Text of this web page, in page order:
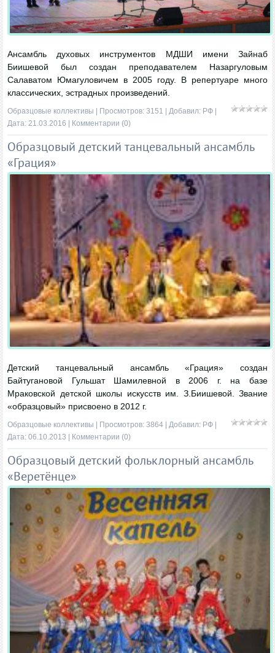
Ансамбль духовых инструментов МДШИ имени Зайнаб
Биишевой был создан преподавателем Назаргуловым
Салаватом Юмагуловичем в 2005 году. В репертуаре много
классических, эстрадных произведений.
Образцовые коллективы | Просмотров: 3151 | Добавил: РФ
Дата: 21.03.2016 Комментарии (0)
Образцовый детский танцевальный ансамбль
«Грация»
Детский танцевальный ансамбль «Грация» создан
Байтугановой Гульшат Шамилевной в 2006 г. на базе
Мраковской детской школы искусств им. З.Биишевой. Звание
«образцовый» присвоено в 2012 г.
Образцовые коллективы | Просмотров: 3864 | Добавил: РФ
Дата: 06.10.2013 Комментарии (0)
Образцовый детский фольклорный ансамбль
«Веретёнце»